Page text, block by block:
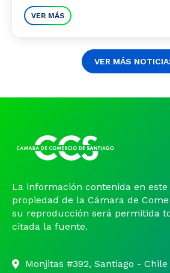
VER MÁS
VER MÁS
La información contenida en este
propiedad de la Cámara de
su reproducción será permitida
citada la fuente.
Monjitas #392, Santiago - Chile